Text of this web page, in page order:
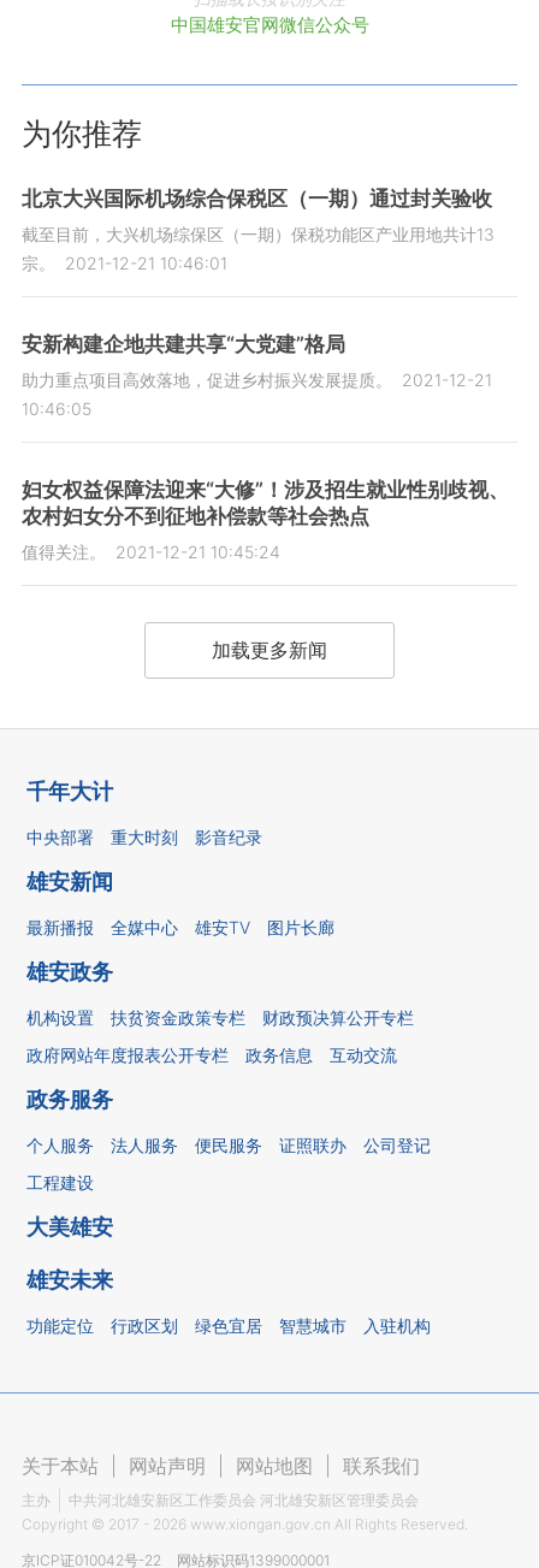
中国雄安官网微信公众号
为你推荐
北京大兴国际机场综合保税区（一期）通过封关验收
截至目前，大兴机场综保区（一期）保税功能区产业用地共计13
宗。
2021-12-21 10:46:01
安新构建企地共建共享“大党建”格局
助力重点项目高效落地，促进乡村振兴发展提质。
2021-12-21
10:46:05
妇女权益保障法迎来“大修”！涉及招生就业性别歧视、
农村妇女分不到征地补偿款等社会热点
值得关注。 2021-12-21 10:45:24
加载更多新闻
千年大计
中央部署 重大时刻 影音纪录
雄安新闻
最新播报 全媒中心 雄安TV 图片长廊
雄安政务
机构设置 扶贫资金政策专栏
财政预决算公开专栏
政府网站年度报表公开专栏
政务信息 互动交流
政务服务
个人服务 法人服务 便民服务 证照联办
公司登记
工程建设
大美雄安
雄安未来
功能定位 行政区划 绿色宜居 智慧城市 入驻机构
关于本站 网站声明 网站地图 联系我们
主办
中共河北雄安新区工作委员会 河北雄安新区管理委员会
Copyright © 2017 - 2026 www.xiongan.gov.cn All Rights Reserved.
京ICP证010042号-22
网站标识码1399000001